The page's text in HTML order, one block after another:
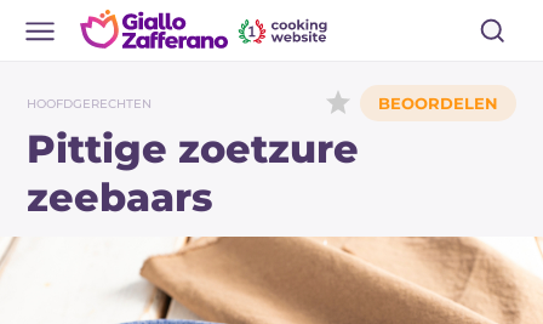
HOOFDGERECHTEN
Pittige zoetzure
zeebaars